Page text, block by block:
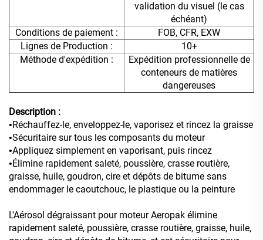
validation du visuel (le cas
échéant)
Conditions de paiement :
FOB, CFR, EXW
Lignes de Production :
10+
Méthode d'expédition :
Expédition professionnelle de
conteneurs de matières
dangereuses
Description :
•Réchauffez-le, enveloppez-le, vaporisez et rincez la graisse
•Sécuritaire sur tous les composants du moteur
•Appliquez simplement en vaporisant, puis rincez
•Élimine rapidement saleté, poussière, crasse routière,
graisse, huile, goudron, cire et dépôts de bitume sans
endommager le caoutchouc, le plastique ou la peinture
L'Aérosol dégraissant pour moteur Aeropak élimine
rapidement saleté, poussière, crasse routière, graisse, huile,